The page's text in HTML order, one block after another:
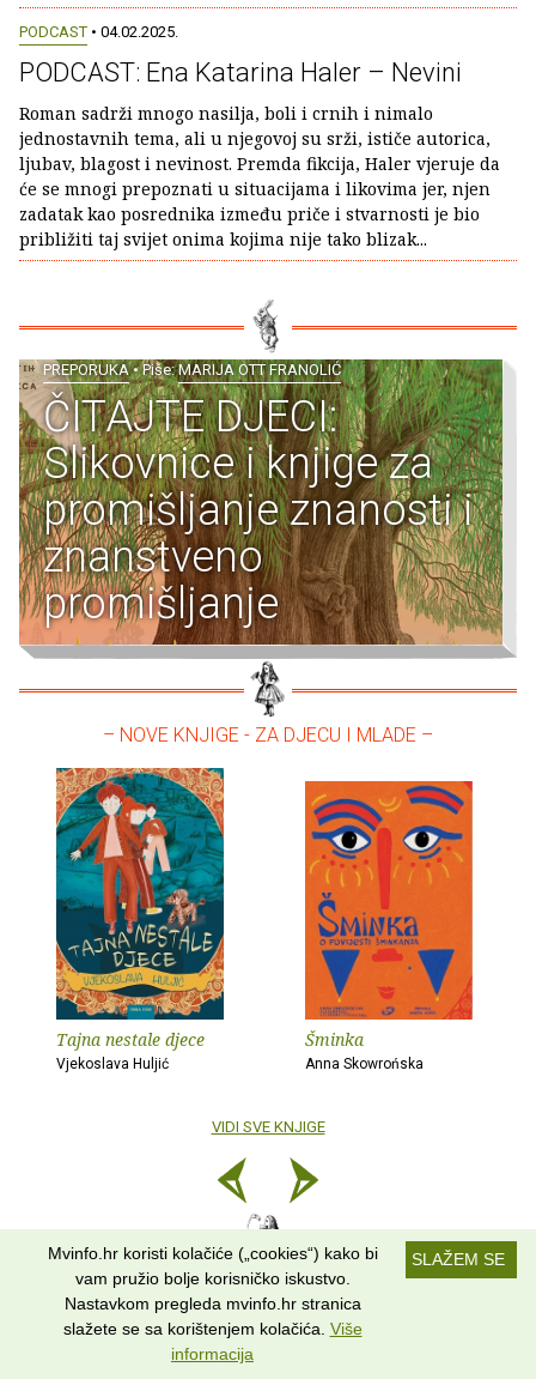
PODCAST • 04.02.2025.
PODCAST: Ena Katarina Haler – Nevini
Roman sadrži mnogo nasilja, boli i crnih i nimalo
jednostavnih tema, ali u njegovoj su srži, ističe autorica,
ljubav, blagost i nevinost. Premda fikcija, Haler vjeruje da
će se mnogi prepoznati u situacijama i likovima jer, njen
zadatak kao posrednika između priče i stvarnosti je bio
približiti taj svijet onima kojima nije tako blizak...
PREPORUKA• Piše:MARIJA OTT FRANOLIĆ
ČITAJTE DJECI:
Slikovnice i knjige za
promišljanje znanosti i
znanstveno
promišljanje
– NOVE KNJIGE - ZA DJECU I MLADE –
Tajna nestale djece
Vjekoslava Huljić
Šminka
Anna Skowrońska
VIDI SVE KNJIGE
RAZGOVOR• Piše:REBBECA MIKULANDRA
Mirna Brođanac:
SLAŽEM SE
Mvinfo.hr koristi kolačiće („cookies“) kako bi
vam pružio bolje korisničko iskustvo.
Nastavkom pregleda mvinfo.hr stranica
slažete se sa korištenjem kolačića. Više
informacija